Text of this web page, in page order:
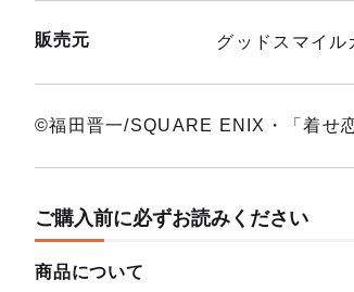
販売元 グッドスマイル
©福田晋一/SQUARE ENIX・「着せ
ご購入前に必ずお読みください
商品について